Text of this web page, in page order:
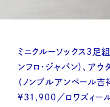
ミニクルーソックス3足
ンフロ・ジャパン）、
（ノンブルアンペール吉
¥31,900／ロワズィール